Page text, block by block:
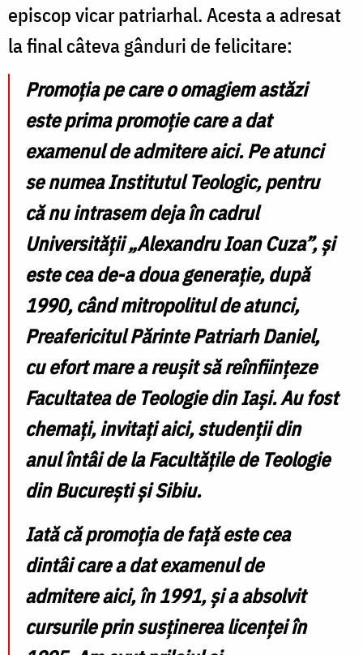
episcop vicar patriarhal. Acesta a adresat
la final câteva gânduri de felicitare:
Promoția pe care o omagiem astăzi
este prima promoție care a dat
examenul de admitere aici. Pe atunci
se numea Institutul Teologic, pentru
că nu intrasem deja în cadrul
Universității „Alexandru Ioan Cuza”, și
este cea de-a doua generație, după
1990, când mitropolitul de atunci,
Preafericitul Părinte Patriarh Daniel,
cu efort mare a reușit să reînființeze
Facultatea de Teologie din Iași. Au fost
chemați, invitați aici, studenții din
anul întâi de la Facultățile de Teologie
din București și Sibiu.
Iată că promoția de față este cea
dintâi care a dat examenul de
admitere aici, în 1991, și a absolvit
cursurile prin susținerea licenței în